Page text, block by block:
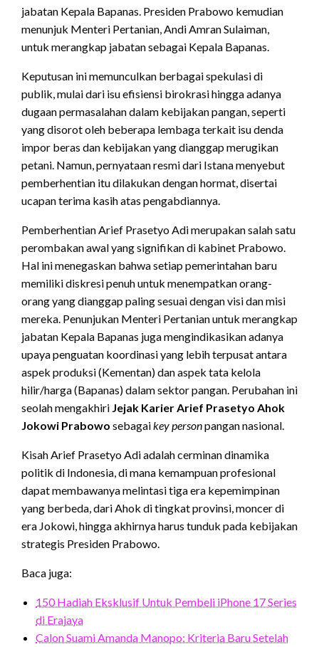
jabatan Kepala Bapanas. Presiden Prabowo kemudian
menunjuk Menteri Pertanian, Andi Amran Sulaiman,
untuk merangkap jabatan sebagai Kepala Bapanas.
Keputusan ini memunculkan berbagai spekulasi di
publik, mulai dari isu efisiensi birokrasi hingga adanya
dugaan permasalahan dalam kebijakan pangan, seperti
yang disorot oleh beberapa lembaga terkait isu denda
impor beras dan kebijakan yang dianggap merugikan
petani. Namun, pernyataan resmi dari Istana menyebut
pemberhentian itu dilakukan dengan hormat, disertai
ucapan terima kasih atas pengabdiannya.
Pemberhentian Arief Prasetyo Adi merupakan salah satu
perombakan awal yang signifikan di kabinet Prabowo.
Hal ini menegaskan bahwa setiap pemerintahan baru
memiliki diskresi penuh untuk menempatkan orang-
orang yang dianggap paling sesuai dengan visi dan misi
mereka. Penunjukan Menteri Pertanian untuk merangkap
jabatan Kepala Bapanas juga mengindikasikan adanya
upaya penguatan koordinasi yang lebih terpusat antara
aspek produksi (Kementan) dan aspek tata kelola
hilir/harga (Bapanas) dalam sektor pangan. Perubahan ini
seolah mengakhiri Jejak Karier Arief Prasetyo Ahok
Jokowi Prabowo sebagaikey personpangan nasional.
Kisah Arief Prasetyo Adi adalah cerminan dinamika
politik di Indonesia, di mana kemampuan profesional
dapat membawanya melintasi tiga era kepemimpinan
yang berbeda, dari Ahok di tingkat provinsi, moncer di
era Jokowi, hingga akhirnya harus tunduk pada kebijakan
strategis Presiden Prabowo.
Baca juga:
150 Hadiah Eksklusif Untuk Pembeli iPhone 17 Series
di Erajaya
Calon Suami Amanda Manopo: Kriteria Baru Setelah